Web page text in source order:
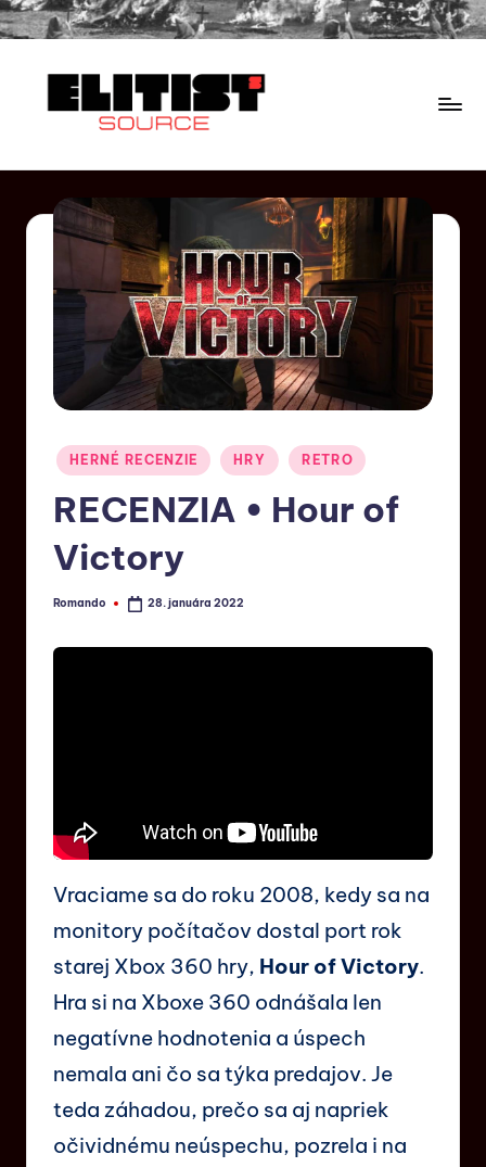
HERNÉ RECENZIE HRY RETRO
RECENZIA • Hour of
Victory
Romando 28. januára 2022
Vraciame sa do roku 2008, kedy sa na
monitory počítačov dostal port rok
starej Xbox 360 hry, Hour of Victory.
Hra si na Xboxe 360 odnášala len
negatívne hodnotenia a úspech
nemala ani čo sa týka predajov. Je
teda záhadou, prečo sa aj napriek
očividnému neúspechu, pozrela i na